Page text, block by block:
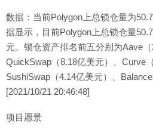
数据：当前Polygon上总锁仓量为
据显示，目前Polygon上总锁仓量
元。锁仓资产排名前五分别为Aave（
QuickSwap（8.18亿美元）、Curve
SushiSwap（4.14亿美元）、
[2021/10/21 20:46:48]
项目愿景